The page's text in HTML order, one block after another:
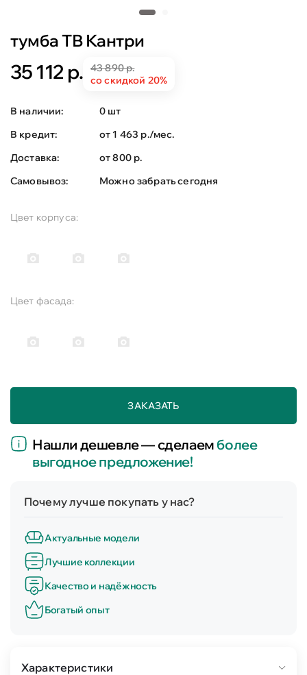
тумба ТВ Кантри
35 112 р.
43 890 р.
со скидкой 20%
В наличии:
0 шт
В кредит:
от 1 463 р./мес.
Доставка:
от 800 р.
Самовывоз:
Можно забрать сегодня
Цвет корпуса:
Цвет фасада:
ЗАКАЗАТЬ
Нашли дешевле — сделаемболее
выгодное предложение!
Почему лучше покупать у нас?
Актуальные модели
Лучшие коллекции
Качество и надёжность
Богатый опыт
Характеристики